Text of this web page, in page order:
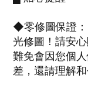
◆零修圖保證
光修圖！請安
難免會因您個
差，還請理解和